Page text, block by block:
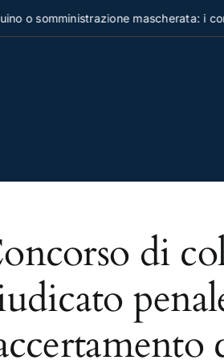
o somministrazione mascherata: i
di